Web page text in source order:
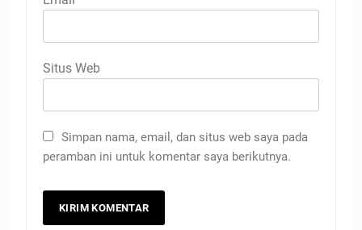
Situs Web
Simpan nama, email, dan situs web saya pada
peramban ini untuk komentar saya berikutnya.